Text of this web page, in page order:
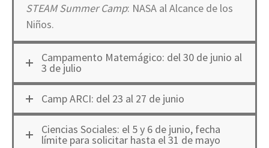
STEAM Summer Camp: NASA al Alcance de los
Niños.
Campamento Matemágico: del 30 de junio al
3 de julio
Camp ARCI: del 23 al 27 de junio
Ciencias Sociales: el 5 y 6 de junio, fecha
límite para solicitar hasta el 31 de mayo